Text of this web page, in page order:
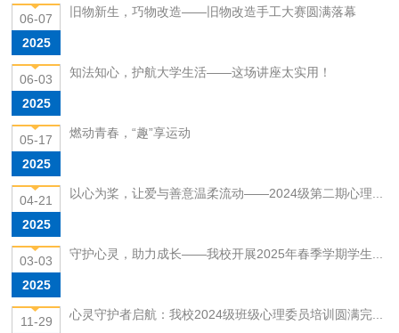
06-07
2025
旧物新生，巧物改造——旧物改造手工大赛圆满落幕
06-03
2025
知法知心，护航大学生活——这场讲座太实用！
05-17
2025
燃动青春，“趣”享运动
04-21
2025
以心为桨，让爱与善意温柔流动——2024级第二期心理...
03-03
2025
守护心灵，助力成长——我校开展2025年春季学期学生...
11-29
心灵守护者启航：我校2024级班级心理委员培训圆满完...